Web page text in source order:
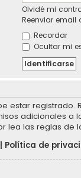
Olvidé mi
Reenviar email
Recordar
Ocultar mi
estar registrado.
adicionales a
lea las reglas de
Política de